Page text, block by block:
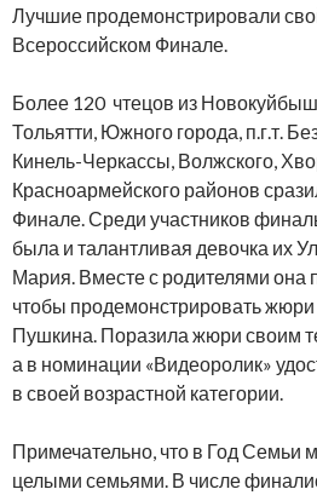
Лучшие продемонстрировали
Всероссийском Финале.
Более 120 чтецов из
Тольятти, Южного города, п.г.т.
Кинель-Черкассы, Волжского,
Красноармейского районов
Финале. Среди участников
была и талантливая девочка их
Мария. Вместе с родителями она
чтобы продемонстрировать
Пушкина. Поразила жюри своим
а в номинации «Видеоролик»
в своей возрастной категории.
Примечательно, что в Год Семьи
целыми семьями. В числе